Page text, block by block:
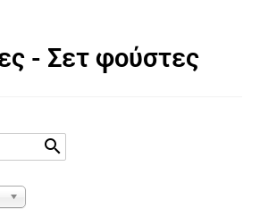
- Σετ φούστες
search